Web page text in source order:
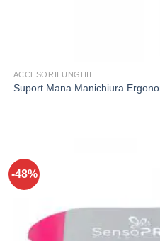
ACCESORII UNGHII
Suport Mana Manichiura
-48%